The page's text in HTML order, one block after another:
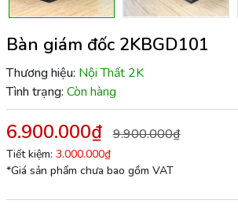
Bàn giám đốc 2KBGD101
Thương hiệu: Nội Thất 2K
Tình trạng: Còn hàng
6.900.000₫ 9.900.000₫
Tiết kiệm: 3.000.000₫
*Giá sản phẩm chưa bao gồm VAT